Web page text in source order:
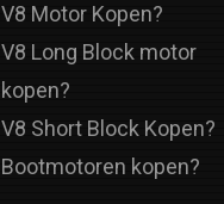
V8 Motor Kopen?
V8 Long Block motor
kopen?
V8 Short Block Kopen?
Bootmotoren kopen?